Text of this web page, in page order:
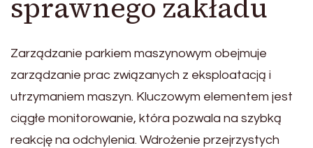
Zarządzanie parkiem maszynowym obejmuje
zarządzanie prac związanych z eksploatacją i
utrzymaniem maszyn. Kluczowym elementem jest
ciągłe monitorowanie, która pozwala na szybką
reakcję na odchylenia. Wdrożenie przejrzystych